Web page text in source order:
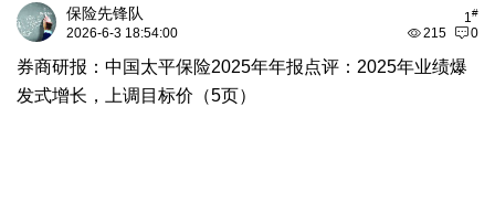
1#
保险先锋队
215 0
2026-6-3 18:54:00
券商研报：中国太平保险2025年年报点评：2025年业绩爆
发式增长，上调目标价（5页）